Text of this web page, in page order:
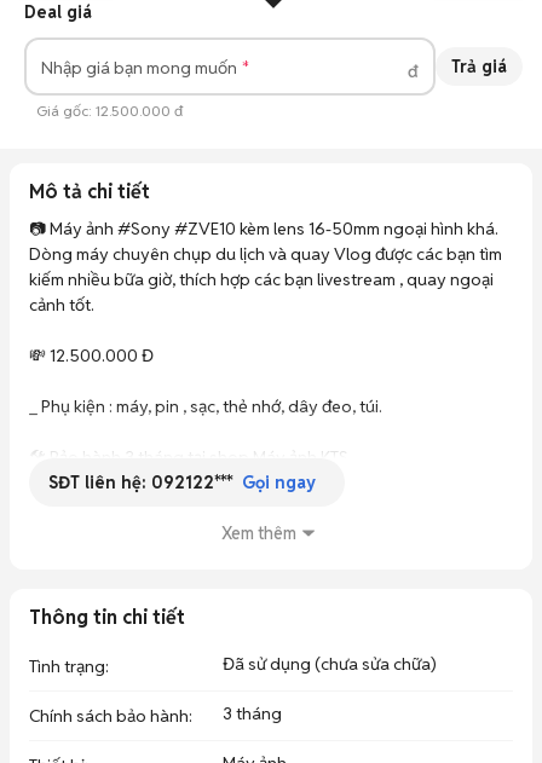
Deal giá
Nhập giá bạn mong muốn đ Trả giá
Giá gốc: 12.500.000 đ
Mô tả chi tiết
📷 Máy ảnh #Sony #ZVE10 kèm lens 16-50mm ngoại hình khá.
Dòng máy chuyên chụp du lịch và quay Vlog được các bạn tìm
kiếm nhiều bữa giờ, thích hợp các bạn livestream , quay ngoại
cảnh tốt.
💸 12.500.000 Đ
_ Phụ kiện : máy, pin , sạc, thẻ nhớ, dây đeo, túi.
🛠 Bảo hành 3 tháng tại shop Máy ảnh KTS.
🛠 Hỗ trợ sửa chữa sau thời hạn bảo hành.
👉 Trả góp qua Thẻ tín dụng
👉 Trả góp tài chính qua HDSaison.
lớn ô tô vào được)
SĐT liên hệ: 092122*** Gọi ngay
Xem thêm
Thông tin chi tiết
Tình trạng: Đã sử dụng (chưa sửa chữa)
Chính sách bảo hành: 3 tháng